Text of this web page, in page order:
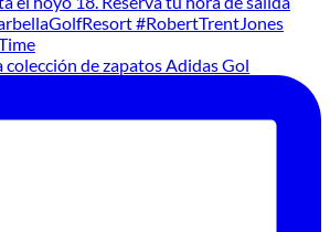
colección de zapatos Adidas Gol